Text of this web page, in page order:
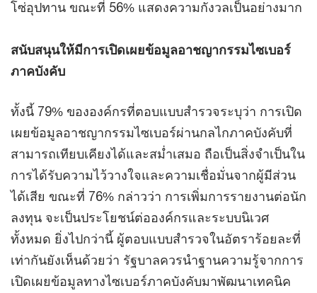
โซ่อุปทาน ขณะที่ 56% แสดงความกังวลเป็นอย่างมาก
สนับสนุนให้มีการเปิดเผยข้อมูลอาชญากรรมไซเบอร์
ภาคบังคับ
ทั้งนี้ 79% ขององค์กรที่ตอบแบบสำรวจระบุว่า การเปิด
เผยข้อมูลอาชญากรรมไซเบอร์ผ่านกลไกภาคบังคับที่
สามารถเทียบเคียงได้และสม่ำเสมอ ถือเป็นสิ่งจำเป็นใน
การได้รับความไว้วางใจและความเชื่อมั่นจากผู้มีส่วน
ได้เสีย ขณะที่ 76% กล่าวว่า การเพิ่มการรายงานต่อนัก
ลงทุน จะเป็นประโยชน์ต่อองค์กรและระบบนิเวศ
ทั้งหมด ยิ่งไปกว่านี้ ผู้ตอบแบบสำรวจในอัตราร้อยละที่
เท่ากันยังเห็นด้วยว่า รัฐบาลควรนำฐานความรู้จากการ
เปิดเผยข้อมูลทางไซเบอร์ภาคบังคับมาพัฒนาเทคนิค